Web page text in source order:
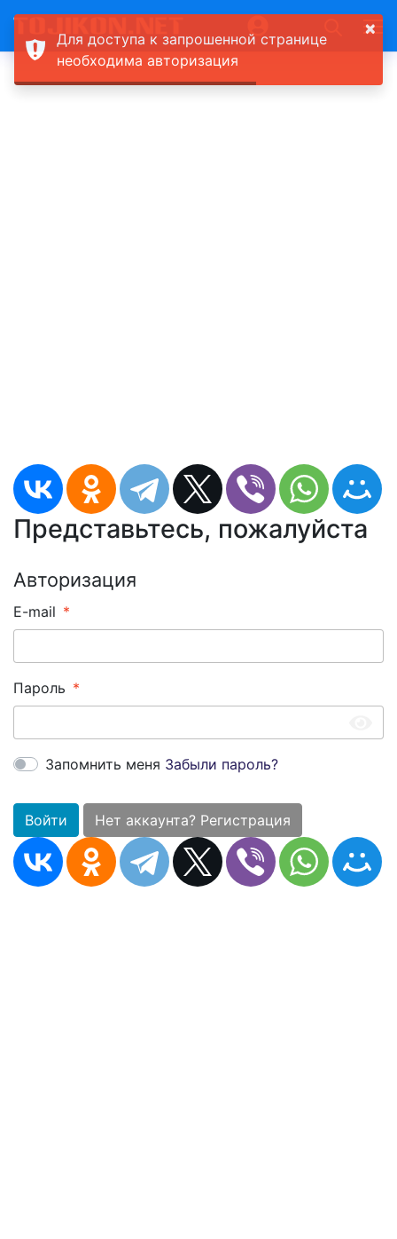
Представьтесь, пожалуйста
Авторизация
E-mail
Пароль
Запомнить меня Забыли пароль?
Войти Нет аккаунта? Регистрация
×
Для доступа к запрошенной странице
необходима авторизация